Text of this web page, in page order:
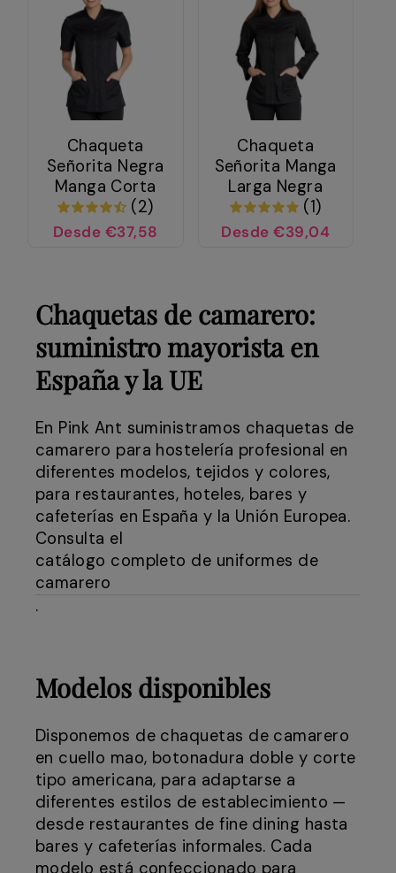
Chaqueta
Señorita Negra
Manga Corta
(2)
Desde €37,58
Chaqueta
Señorita Manga
Larga Negra
(1)
Desde €39,04
Chaquetas de camarero:
suministro mayorista en
España y la UE
En Pink Ant suministramos chaquetas de
camarero para hostelería profesional en
diferentes modelos, tejidos y colores,
para restaurantes, hoteles, bares y
cafeterías en España y la Unión Europea.
Consulta el
catálogo completo de uniformes de
camarero
.
Modelos disponibles
Disponemos de chaquetas de camarero
en cuello mao, botonadura doble y corte
tipo americana, para adaptarse a
diferentes estilos de establecimiento —
desde restaurantes de fine dining hasta
bares y cafeterías informales. Cada
modelo está confeccionado para